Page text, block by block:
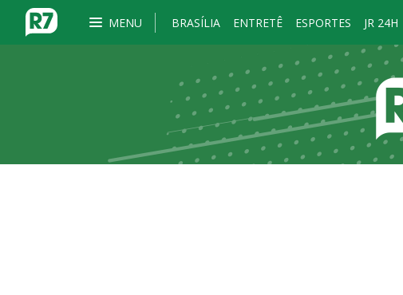
MENU BRASÍLIA ENTRETÊ ESPORTES JR 24H